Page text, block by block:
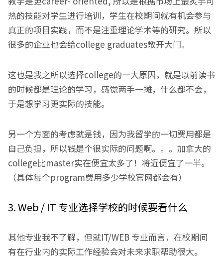
热的技能对学生进行培训，学生在校期间就有机会参与
真正的项目实践，而不是注重理论学术等的研究。所以
很多的企业也会给college graduates敞开大门。
这也是我之所以选择college的一大原因，就是以前读书
的时候都是理论的学习，感觉两手一摊，什么都不会，
于是想学习更实际的技能。
另一个方面的考虑就是钱，因为我留学的一切费用都是
自己负担，所以钱是个很实际的问题啊。。。加拿大的
college比master实在便宜太多了！将近便宜了一半。
（具体每个program费用多少学校官网都会有）
3. Web / IT 专业选择学校的时候要看什么
其他专业我不了解，但就IT/WEB 专业而言，在校期间
有在行业内的实际工作经验会对未来求职帮助很大。